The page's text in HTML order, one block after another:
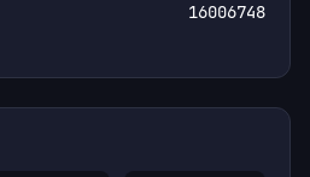
16006748